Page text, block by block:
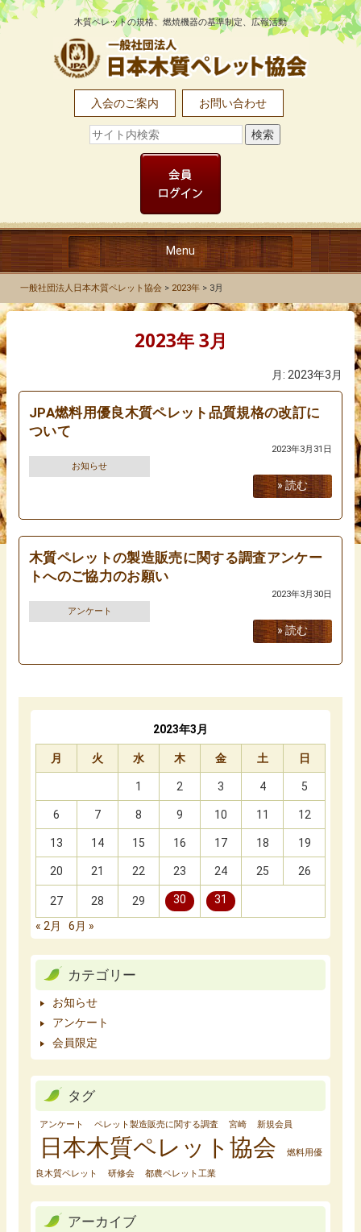
木質ペレットの規格、燃焼機器の基準制定、広報活動
入会のご案内 お問い合わせ
Menu
TOP
JPA木質ペレット品質規格
木質ペレット燃料JAS0030品質規格
資料
一般社団法人日本木質ペレット協会 > 2023年 > 3月
2023年 3月
月: 2023年3月
JPA燃料用優良木質ペレット品質規格の改訂に
ついて
2023年3月31日
お知らせ
» 読む
木質ペレットの製造販売に関する調査アンケー
トへのご協力のお願い
2023年3月30日
アンケート
» 読む
2023年3月
月 火 水 木 金 土 日
1 2 3 4 5
6 7 8 9 10 11 12
13 14 15 16 17 18 19
20 21 22 23 24 25 26
27 28 29 30 31
« 2月 6月 »
カテゴリー
お知らせ
アンケート
会員限定
タグ
アンケート ペレット製造販売に関する調査 宮崎 新規会員
日本木質ペレット協会
燃料用優
良木質ペレット
研修会 都農ペレット工業
アーカイブ